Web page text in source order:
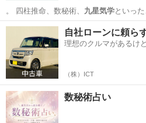
。 四柱推命、数秘術、 九星気学といっ
い…
福岡 糟屋郡 長者原駅 占い
自社ローンに頼ら
理想のクルマがあるけ
（株）ICT
数秘術占い